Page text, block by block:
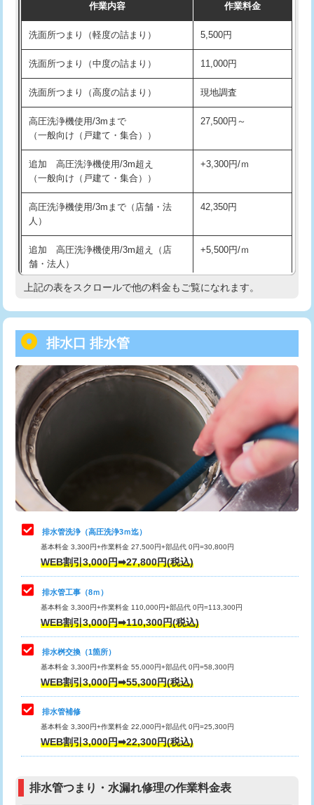
モルタル補修（厚さ10㎝まで） 27,500円
モルタル補修（厚さ10㎝超え） 38,500円
洗面台設置 38,500円
バスタブ設置 現場見積
追加人工 16,500円
廃棄・処分
※給水管工事は20mmまでの価格です。
持込商品取付（単水栓） 13,200円
持込商品取付（混合水栓） 16,500円
持込商品取付（浄水器・分岐水栓） 16,500円
給水管工事※（ホール加工) 16,500円
給水管工事※（バンド止め)
給水管工事※（支持金具設置) 5,500円
給水管工事※（保温材使用（バンド止
め込み）)
5,500円
給水管工事※（土の掘削・埋め戻し作
業)
11,000円
給水管工事※（塩ビ管（VP・HI）使
用/3ｍまで)
用（追加）/3ｍ超え)
給水管工事※（ライニング鋼管・銅
管・ポリ管・HT管使用/3ｍまで)
44,000円
給水管工事※（ライニング鋼管・銅
管・ポリ管・HT管使用/3ｍ超え)
+8,800円
排水管工事（土の掘削・埋め戻し作
業）
11,000円~
排水管工事（排水管工事/3ｍまで） 55,000円
排水管工事（追加 排水管工事/3ｍ超
え）
マス交換（土の掘削・埋め戻し作業）
マス交換（深さ50㎝未満）
マス交換（深さ50㎝以上）
コンクリート斫り（厚さ10㎝まで）
コンクリート斫り（厚さ10㎝超え）
モルタル補修（厚さ10㎝まで）
モルタル補修（厚さ10㎝超え）
追加人工 16,500円
作業内容 作業料金
洗面所つまり（軽度の詰まり） 5,500円
洗面所つまり（中度の詰まり） 11,000円
洗面所つまり（高度の詰まり） 現地調査
高圧洗浄機使用/3mまで
（一般向け（戸建て・集合））
27,500円～
追加 高圧洗浄機使用/3m超え
（一般向け（戸建て・集合））
+3,300円/ｍ
高圧洗浄機使用/3mまで（店舗・法
人）
42,350円
追加 高圧洗浄機使用/3m超え（店
舗・法人）
+5,500円/ｍ
高度高圧洗浄換 現地調査
トーラー機使用/3mまで
追加トーラー機使用/3m超え +3,300円
カメラ調査 33,000円
桝清掃 8,800円
止水・漏水調査・防水処理・清掃・修
理・調整・分解・加工など（軽作業）
11,000円
止水・漏水調査・防水処理・清掃・修
理・調整・分解・加工など（中作業）
22,000円
止水・漏水調査・防水処理・清掃・修
理・調整・分解・加工など（重作業）
33,000円
その他部品の脱着
交換・取付（タンク）
交換・取付(単水栓（壁付・デッキ
式）)
交換・取付(混合水栓（壁付・デッキ
式・ワンホール）)
16,500円+材料費
交換・取付(排水栓・排水トラップ
交換・取付（その他部品） 11,000円+材料費
上記の表をスクロールで他の料金もご覧になれます。
排水口 排水管
排水管洗浄（高圧洗浄3ｍ迄）
基本料金 3,300円+作業料金 27,500円+部品代 0円=30,800円
WEB割引3,000円➡27,800円(税込)
排水管工事（8ｍ）
基本料金 3,300円+作業料金 110,000円+部品代 0円=113,300円
WEB割引3,000円➡110,300円(税込)
排水桝交換（1箇所）
基本料金 3,300円+作業料金 55,000円+部品代 0円=58,300円
WEB割引3,000円➡55,300円(税込)
排水管補修
基本料金 3,300円+作業料金 22,000円+部品代 0円=25,300円
WEB割引3,000円➡22,300円(税込)
排水管つまり・水漏れ修理の作業料金表